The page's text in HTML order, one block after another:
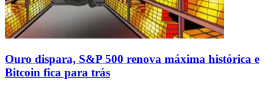
Ouro dispara, S&P 500 renova máxima histórica e
Bitcoin fica para trás